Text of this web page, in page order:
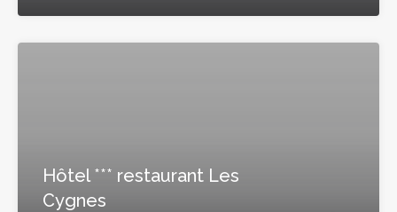
Hôtel *** restaurant Les
Cygnes